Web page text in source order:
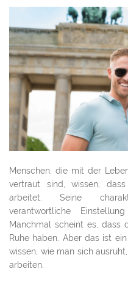
Menschen, die mit der
vertraut sind, wissen,
arbeitet. Seine
verantwortliche
Manchmal scheint es, dass
Ruhe haben. Aber das ist
wissen, wie man sich
arbeiten.